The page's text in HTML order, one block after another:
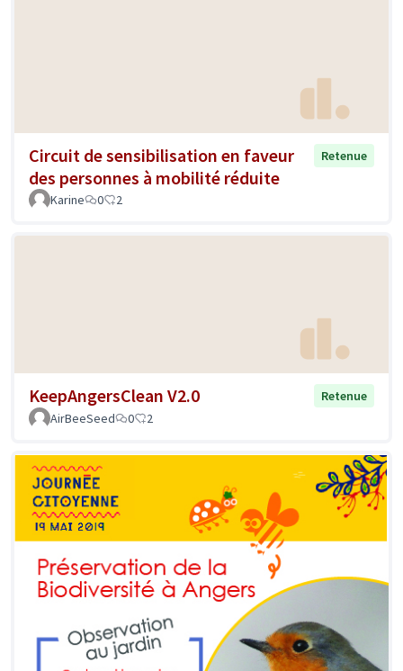
Circuit de sensibilisation en faveur
des personnes à mobilité réduite
Retenue
Karine 0 2
KeepAngersClean V2.0
Retenue
AirBeeSeed
0 2